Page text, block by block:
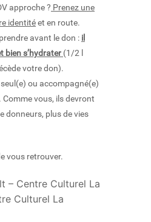
approche ? Prenez une
identitéet en route.
avant le don : il
bien s’hydrater (1/2 l
votre don).
ou accompagné(e)
Comme vous, ils devront
donneurs, plus de vies
vous retrouver.
– Centre Culturel La
Culturel La